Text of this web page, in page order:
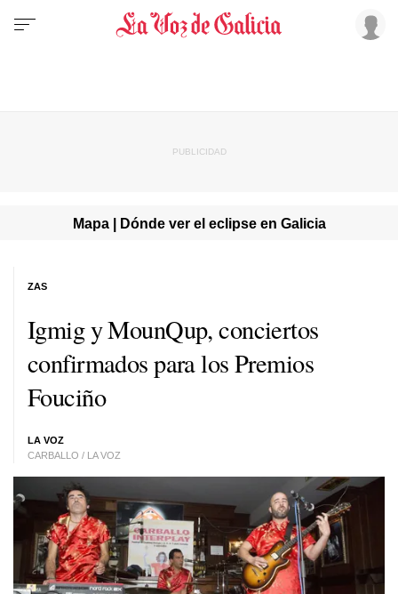
Mapa | Dónde ver el eclipse en Galicia
Igmig y MounQup, conciertos
confirmados para los Premios
Fouciño
LA VOZ
CARBALLO / LA VOZ
ZAS